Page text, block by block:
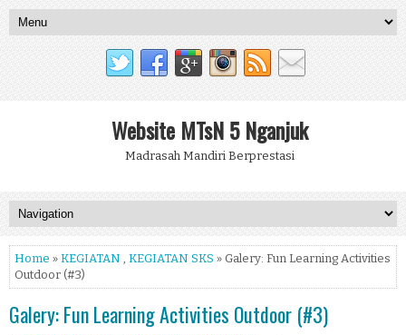
Website MTsN 5 Nganjuk
Madrasah Mandiri Berprestasi
Home » KEGIATAN , KEGIATAN SKS » Galery: Fun Learning Activities
Outdoor (#3)
Galery: Fun Learning Activities Outdoor (#3)